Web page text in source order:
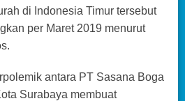
di Indonesia Timur tersebut
per Maret 2019 menurut
antara PT Sasana Boga
Surabaya membuat